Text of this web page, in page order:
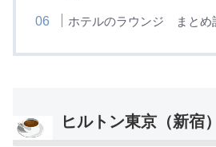
ホテルのラウンジ まとめ
ヒルトン東京（新宿